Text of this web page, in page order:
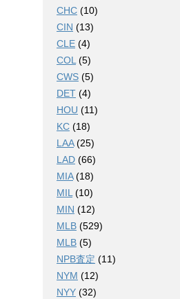
CHC (10)
CIN (13)
CLE (4)
COL (5)
CWS (5)
DET (4)
HOU (11)
KC (18)
LAA(25)
LAD (66)
MIA(18)
MIL (10)
MIN (12)
MLB (529)
MLB (5)
NPB査定 (11)
NYM (12)
NYY (32)